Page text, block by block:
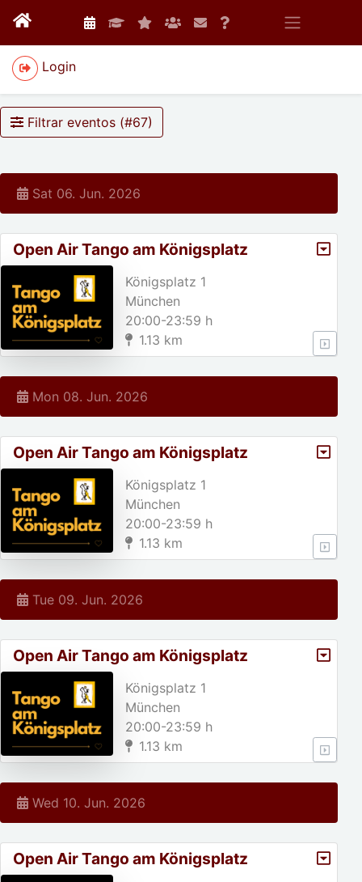
Login
Filtrar eventos (#67)
Sat 06. Jun. 2026
Open Air Tango am Königsplatz
Königsplatz 1
München
20:00-23:59 h
1.13 km
Mon 08. Jun. 2026
Open Air Tango am Königsplatz
Königsplatz 1
München
20:00-23:59 h
1.13 km
Tue 09. Jun. 2026
Open Air Tango am Königsplatz
Königsplatz 1
München
20:00-23:59 h
1.13 km
Wed 10. Jun. 2026
Open Air Tango am Königsplatz